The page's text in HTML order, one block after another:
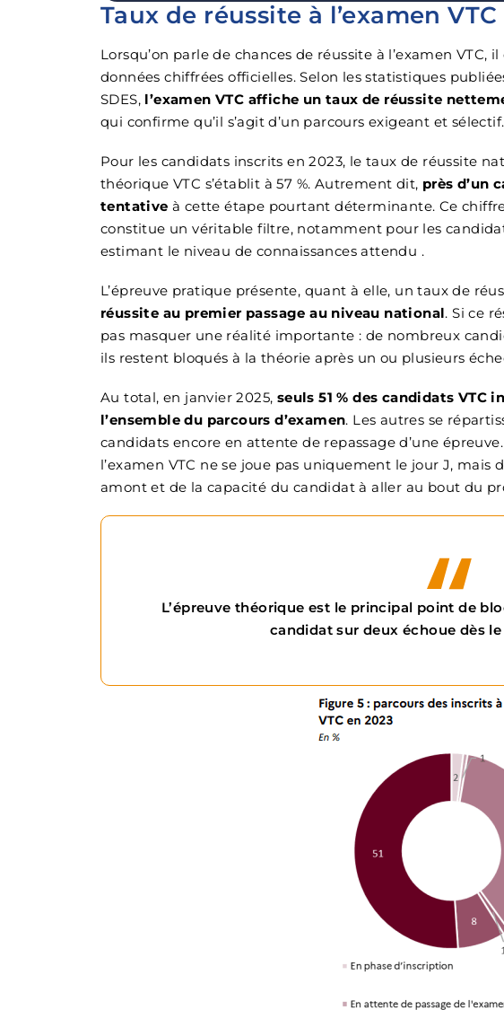
Taux de réussite à l’examen
Lorsqu’on parle de chances de réussite à l’examen VTC,
données chiffrées officielles. Selon les statistiques
SDES, l’examen VTC affiche un taux de réussite
qui confirme qu’il s’agit d’un parcours exigeant et sélectif.
Pour les candidats inscrits en 2023, le taux de réussite
théorique VTC s’établit à 57 %. Autrement dit, près d’un
tentative à cette étape pourtant déterminante. Ce
constitue un véritable filtre, notamment pour les
estimant le niveau de connaissances attendu .
L’épreuve pratique présente, quant à elle, un taux de
réussite au premier passage au niveau national. Si ce
pas masquer une réalité importante : de nombreux
ils restent bloqués à la théorie après un ou plusieurs
Au total, en janvier 2025, seuls 51 % des candidats VTC
l’ensemble du parcours d’examen. Les autres se
candidats encore en attente de repassage d’une
l’examen VTC ne se joue pas uniquement le jour J,
amont et de la capacité du candidat à aller au bout du
L’épreuve théorique est le principal point de
candidat sur deux échoue dès